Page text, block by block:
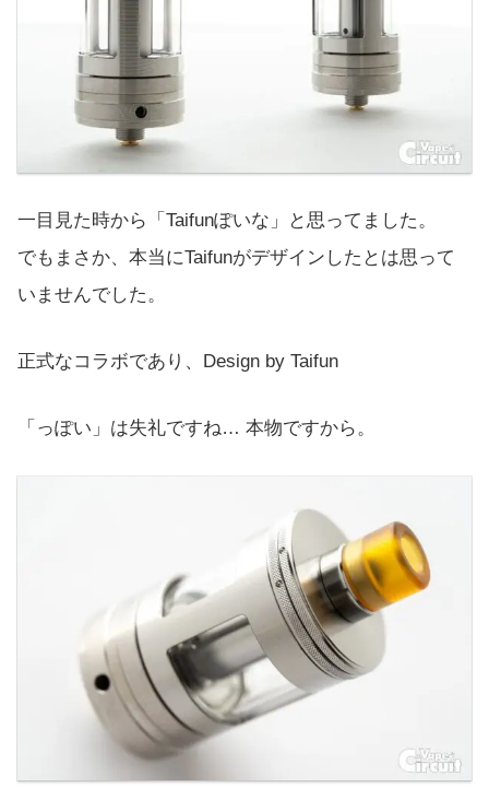
一目見た時から「Taifunぽいな」と思ってました。
でもまさか、本当にTaifunがデザインしたとは思って
いませんでした。
正式なコラボであり、Design by Taifun
「っぽい」は失礼ですね… 本物ですから。